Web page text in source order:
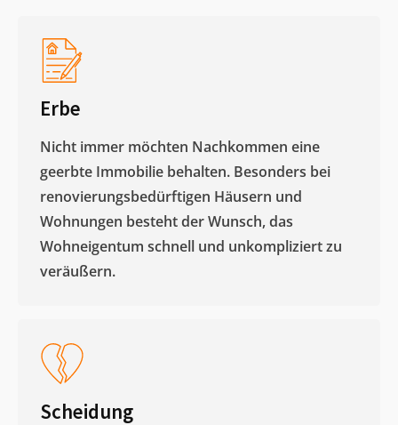
Erbe
Nicht immer möchten Nachkommen eine
geerbte Immobilie behalten. Besonders bei
renovierungsbedürftigen Häusern und
Wohnungen besteht der Wunsch, das
Wohneigentum schnell und unkompliziert zu
veräußern. ​
Scheidung